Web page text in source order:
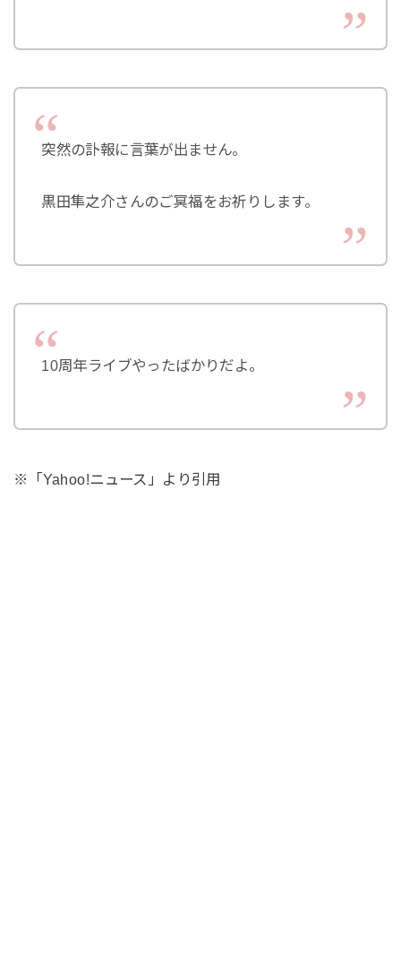
突然の訃報に言葉が出ません。
黒田隼之介さんのご冥福をお祈りします。
10周年ライブやったばかりだよ。
※「Yahoo!ニュース」より引用